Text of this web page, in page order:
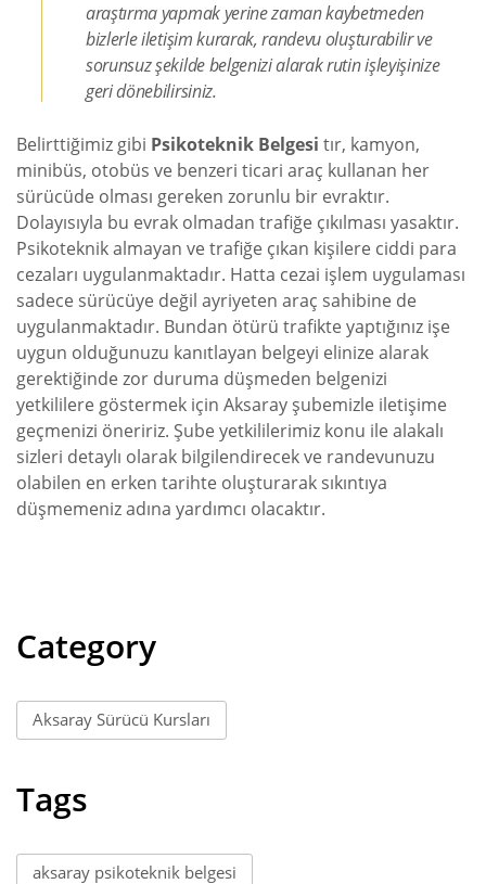
araştırma yapmak yerine zaman kaybetmeden
bizlerle iletişim kurarak, randevu oluşturabilir ve
sorunsuz şekilde belgenizi alarak rutin işleyişinize
geri dönebilirsiniz.
Belirttiğimiz gibi Psikoteknik Belgesi tır, kamyon,
minibüs, otobüs ve benzeri ticari araç kullanan her
sürücüde olması gereken zorunlu bir evraktır.
Dolayısıyla bu evrak olmadan trafiğe çıkılması yasaktır.
Psikoteknik almayan ve trafiğe çıkan kişilere ciddi para
cezaları uygulanmaktadır. Hatta cezai işlem uygulaması
sadece sürücüye değil ayriyeten araç sahibine de
uygulanmaktadır. Bundan ötürü trafikte yaptığınız işe
uygun olduğunuzu kanıtlayan belgeyi elinize alarak
gerektiğinde zor duruma düşmeden belgenizi
yetkililere göstermek için Aksaray şubemizle iletişime
geçmenizi öneririz. Şube yetkililerimiz konu ile alakalı
sizleri detaylı olarak bilgilendirecek ve randevunuzu
olabilen en erken tarihte oluşturarak sıkıntıya
düşmemeniz adına yardımcı olacaktır.
Category
Aksaray Sürücü Kursları
Tags
aksaray psikoteknik belgesi